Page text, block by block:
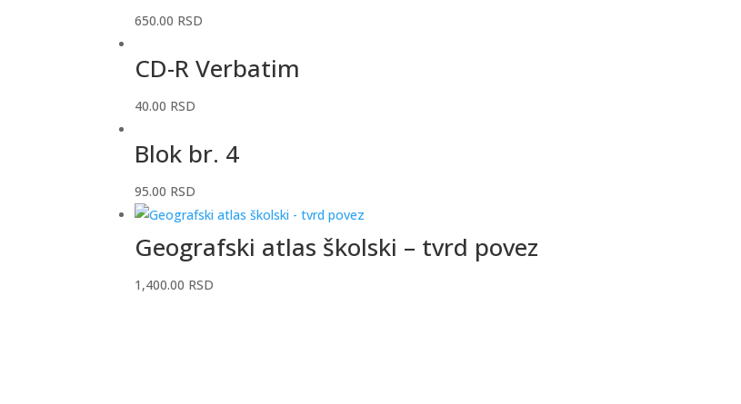
650.00 RSD
CD-R Verbatim
40.00 RSD
Blok br. 4
95.00 RSD
Geografski atlas školski – tvrd povez
1,400.00 RSD